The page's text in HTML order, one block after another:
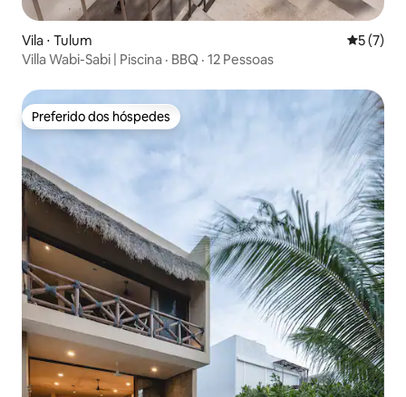
Vila ⋅ Tulum 5 de
5 (7)
Villa Wabi-Sabi | Piscina · BBQ · 12 Pessoas
Preferido dos hóspedes
Preferido dos hóspedes